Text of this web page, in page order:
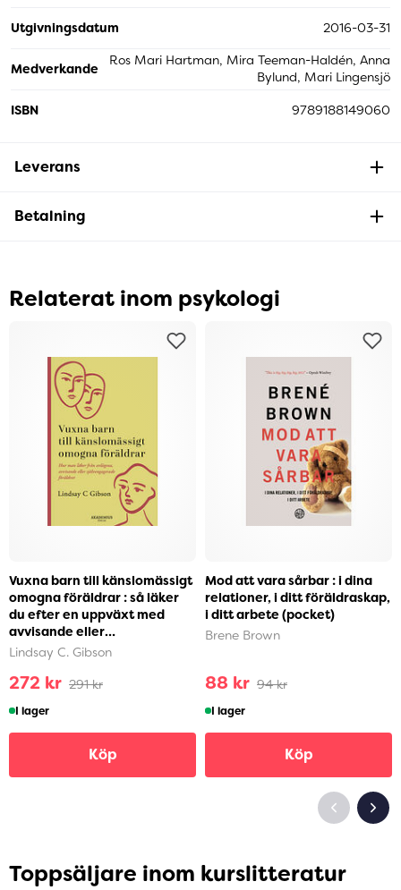
Utgivningsdatum 2016-03-31
Medverkande
Ros Mari Hartman, Mira Teeman-Haldén, Anna
Bylund, Mari Lingensjö
ISBN 9789188149060
Leverans
Betalning
Relaterat inom psykologi
Vuxna barn till känslomässigt
omogna föräldrar : så läker
du efter en uppväxt med
avvisande eller
självupptagna föräldra...
Lindsay C. Gibson
272 kr 291 kr
I lager
Köp
Mod att vara sårbar : i dina
relationer, i ditt föräldraskap,
i ditt arbete (pocket)
Brene Brown
88 kr 94 kr
I lager
Köp
Toppsäljare inom kurslitteratur